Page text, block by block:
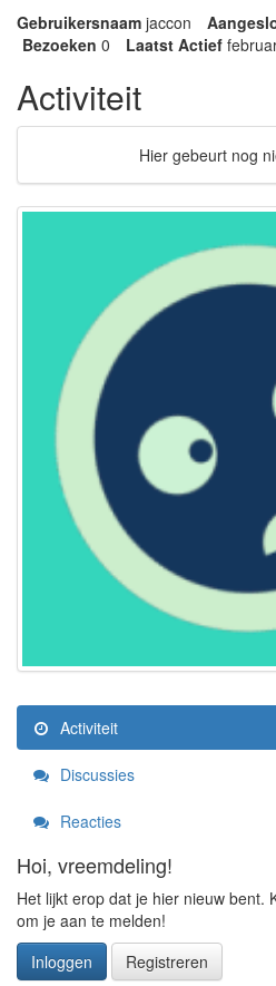
Gebruikersnaam jaccon
Bezoeken 0 Laatst Actief
Activiteit
Hier gebeurt nog
Activiteit
Discussies
Reacties
Hoi, vreemdeling!
Het lijkt erop dat je hier nieuw bent.
om je aan te melden!
Inloggen
Registreren